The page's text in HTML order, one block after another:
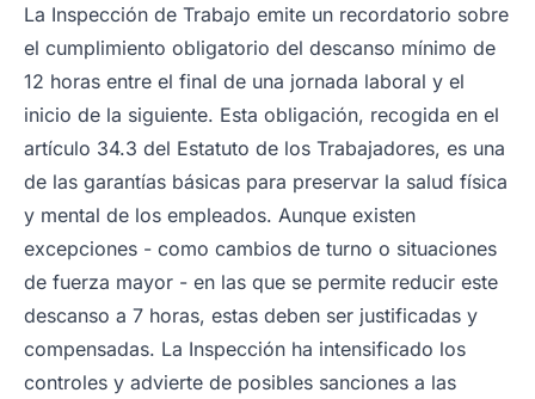
La Inspección de Trabajo emite un recordatorio sobre
el cumplimiento obligatorio del descanso mínimo de
12 horas entre el final de una jornada laboral y el
inicio de la siguiente. Esta obligación, recogida en el
artículo 34.3 del Estatuto de los Trabajadores, es una
de las garantías básicas para preservar la salud física
y mental de los empleados. Aunque existen
excepciones - como cambios de turno o situaciones
de fuerza mayor - en las que se permite reducir este
descanso a 7 horas, estas deben ser justificadas y
compensadas. La Inspección ha intensificado los
controles y advierte de posibles sanciones a las